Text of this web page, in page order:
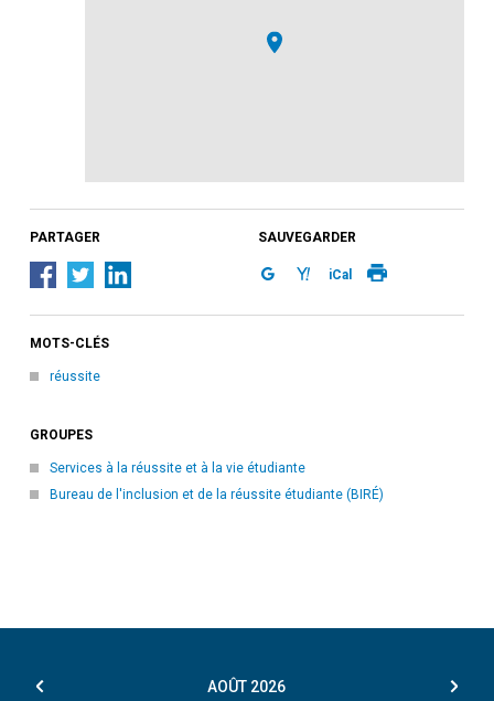
PARTAGER SAUVEGARDER
iCal
MOTS-CLÉS
réussite
GROUPES
Services à la réussite et à la vie étudiante
Bureau de l'inclusion et de la réussite étudiante (BIRÉ)
AOÛT 2026